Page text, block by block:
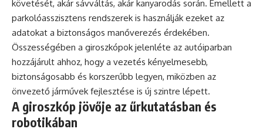
követését, akár sávváltás, akár kanyarodás során. Emellett a
parkolóasszisztens rendszerek is használják ezeket az
adatokat a biztonságos manőverezés érdekében.
Összességében a giroszkópok jelenléte az autóiparban
hozzájárult ahhoz, hogy a vezetés kényelmesebb,
biztonságosabb és korszerűbb legyen, miközben az
önvezető járművek fejlesztése is új szintre lépett.
A giroszkóp jövője az űrkutatásban és
robotikában